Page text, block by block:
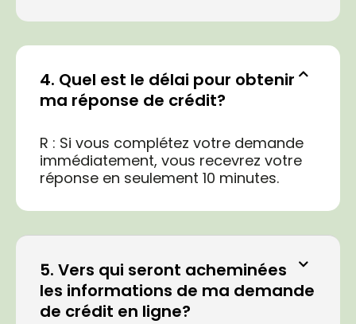
4. Quel est le délai pour obtenir
ma réponse de crédit?
R : Si vous complétez votre demande
immédiatement, vous recevrez votre
réponse en seulement 10 minutes.
5. Vers qui seront acheminées
les informations de ma demande
de crédit en ligne?